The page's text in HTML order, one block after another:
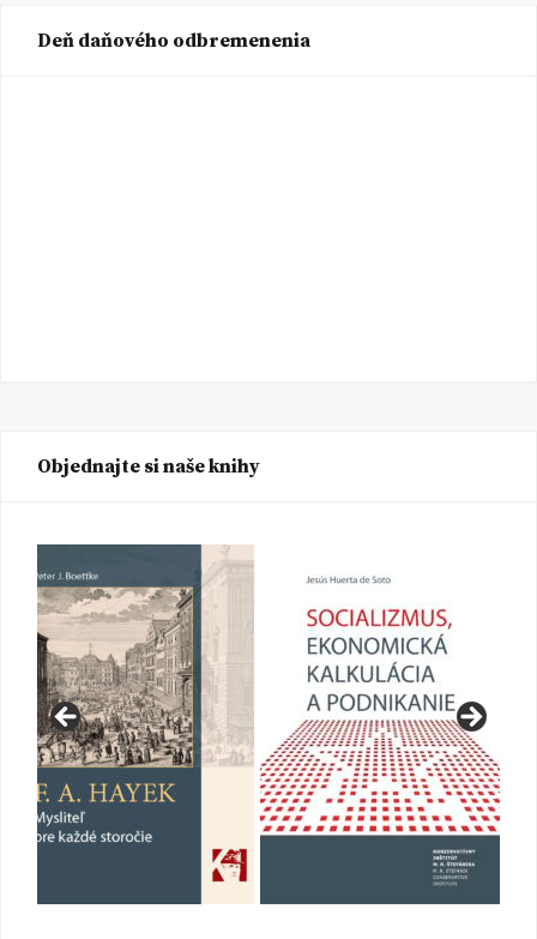
Deň daňového odbremenenia
Objednajte si naše knihy